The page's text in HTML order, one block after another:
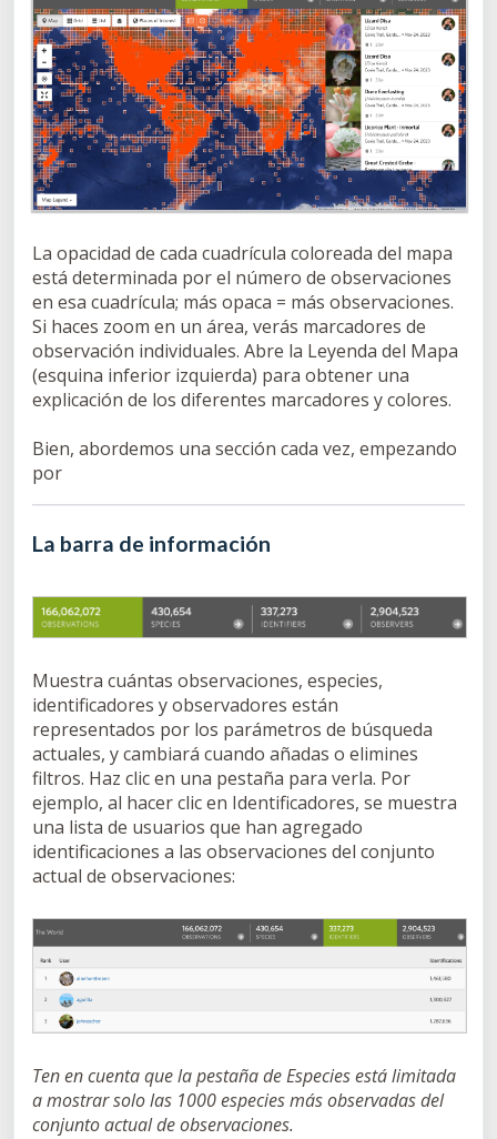
La opacidad de cada cuadrícula coloreada del mapa
está determinada por el número de observaciones
en esa cuadrícula; más opaca = más observaciones.
Si haces zoom en un área, verás marcadores de
observación individuales. Abre la Leyenda del Mapa
(esquina inferior izquierda) para obtener una
explicación de los diferentes marcadores y colores.
Bien, abordemos una sección cada vez, empezando
por
La barra de información
Muestra cuántas observaciones, especies,
identificadores y observadores están
representados por los parámetros de búsqueda
actuales, y cambiará cuando añadas o elimines
filtros. Haz clic en una pestaña para verla. Por
ejemplo, al hacer clic en Identificadores, se muestra
una lista de usuarios que han agregado
identificaciones a las observaciones del conjunto
actual de observaciones:
Ten en cuenta que la pestaña de Especies está limitada
a mostrar solo las 1000 especies más observadas del
conjunto actual de observaciones.